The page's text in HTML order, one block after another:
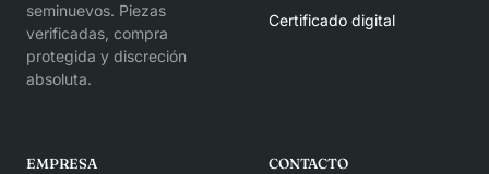
seminuevos. Piezas
verificadas, compra
protegida y discreción
absoluta.
Certificado digital
EMPRESA CONTACTO